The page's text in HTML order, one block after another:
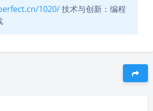
1020/技术与创新：编程